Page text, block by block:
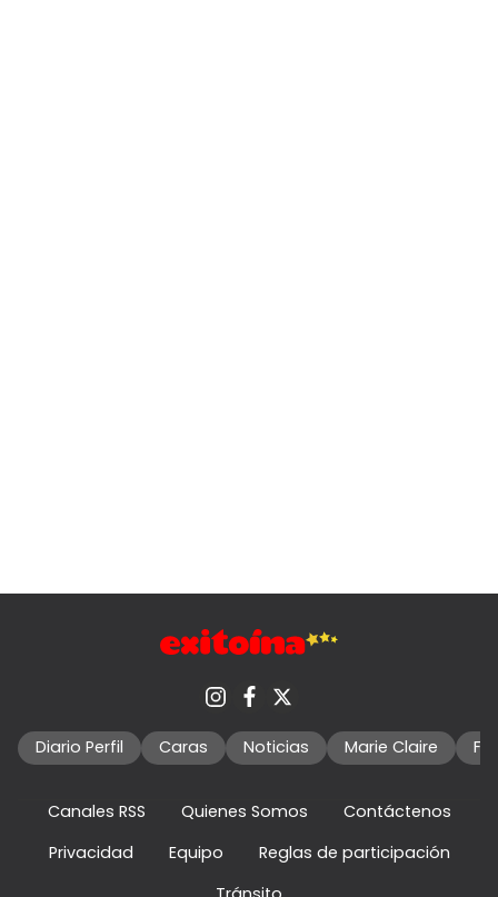
Diario Perfil Caras Noticias Marie Claire
Canales RSS Quienes Somos
Contáctenos
Privacidad
Equipo
Reglas de participación